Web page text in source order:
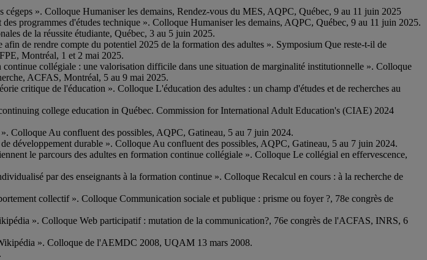
». Colloque Humaniser les demains, Rendez-vous du MES, AQPC, Québec, 9 au 11 juin 2025
programmes d'études technique ». Colloque Humaniser les demains, AQPC, Québec, 9 au 11 juin 2025.
de la réussite étudiante, Québec, 3 au 5 juin 2025.
de rendre compte du potentiel 2025 de la formation des adultes ». Symposium Que reste-t-il de
Montréal, 1 et 2 mai 2025.
collégiale : une valorisation difficile dans une situation de marginalité institutionnelle ». Colloque
ACFAS, Montréal, 5 au 9 mai 2025.
critique de l'éducation ». Colloque L'éducation des adultes : un champ d'études et de recherches au
college education in Québec. Commission for International Adult Education's (CIAE) 2024
Colloque Au confluent des possibles, AQPC, Gatineau, 5 au 7 juin 2024.
développement durable ». Colloque Au confluent des possibles, AQPC, Gatineau, 5 au 7 juin 2024.
le parcours des adultes en formation continue collégiale ». Colloque Le collégial en effervescence,
par des enseignants à la formation continue ». Colloque Recalcul en cours : à la recherche de
collectif ». Colloque Communication sociale et publique : prisme ou foyer ?, 78e congrès de
». Colloque Web participatif : mutation de la communication?, 76e congrès de l'ACFAS, INRS, 6
». Colloque de l'AEMDC 2008, UQAM 13 mars 2008.